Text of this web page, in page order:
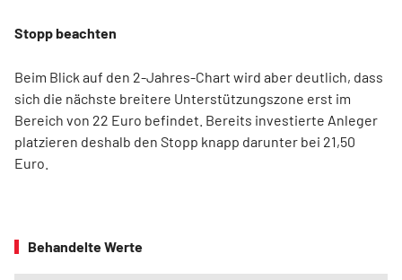
Stopp beachten
Beim Blick auf den 2-Jahres-Chart wird aber deutlich, dass
sich die nächste breitere Unterstützungszone erst im
Bereich von 22 Euro befindet. Bereits investierte Anleger
platzieren deshalb den Stopp knapp darunter bei 21,50
Euro.
Behandelte Werte